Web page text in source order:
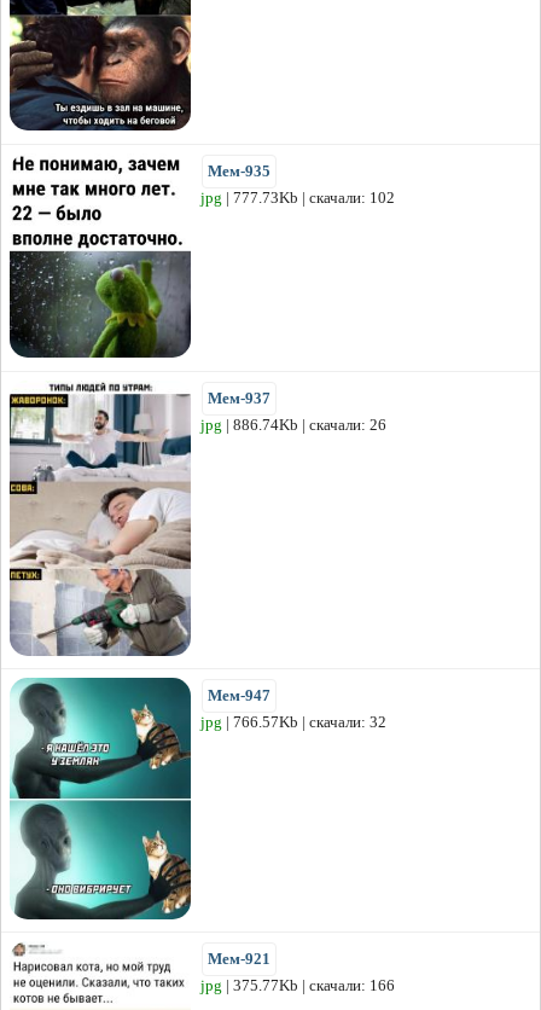
Мем-935
jpg | 777.73Kb | скачали: 102
Мем-937
jpg | 886.74Kb | скачали: 26
Мем-947
jpg | 766.57Kb | скачали: 32
Мем-921
jpg | 375.77Kb | скачали: 166